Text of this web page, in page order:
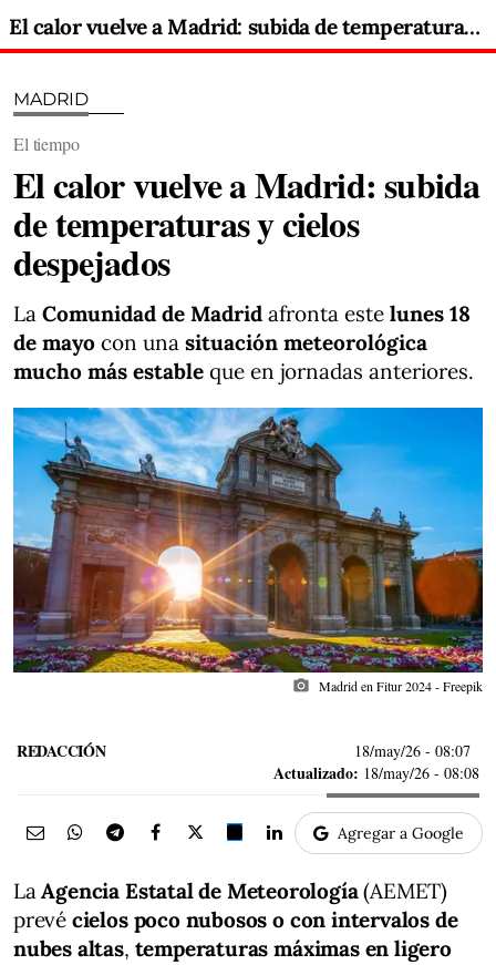
El calor vuelve a Madrid: subida de temperaturas y cielos despejados
MADRID
El tiempo
El calor vuelve a Madrid: subida
de temperaturas y cielos
despejados
La Comunidad de Madrid afronta este lunes 18
de mayo con una situación meteorológica
mucho más estable que en jornadas anteriores.
photo_camera Madrid en Fitur 2024 - Freepik
REDACCIÓN 18/may/26 - 08:07
Actualizado: 18/may/26 - 08:08
Agregar a Google
LaAgencia Estatal de Meteorología(AEMET)
prevé cielos poco nubosos o con intervalos de
nubes altas, temperaturas máximas en ligero